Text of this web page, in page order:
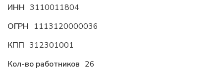
ИНН 3110011804
ОГРН 1113120000036
КПП 312301001
Кол-во работников 26